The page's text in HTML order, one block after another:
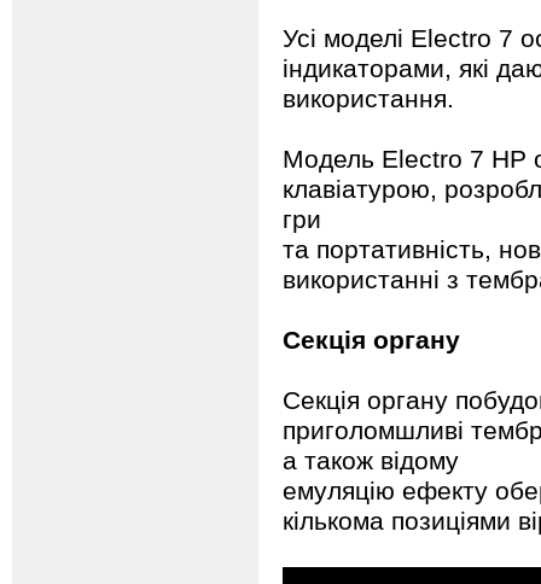
Усі моделі Electro 7
індикаторами, які
використання.
Модель Electro 7 HP
клавіатурою,
гри
та портативність,
використанні з
Секція органу
Секція органу
приголомшливі
а також відому
емуляцію ефекту
кількома позиціями